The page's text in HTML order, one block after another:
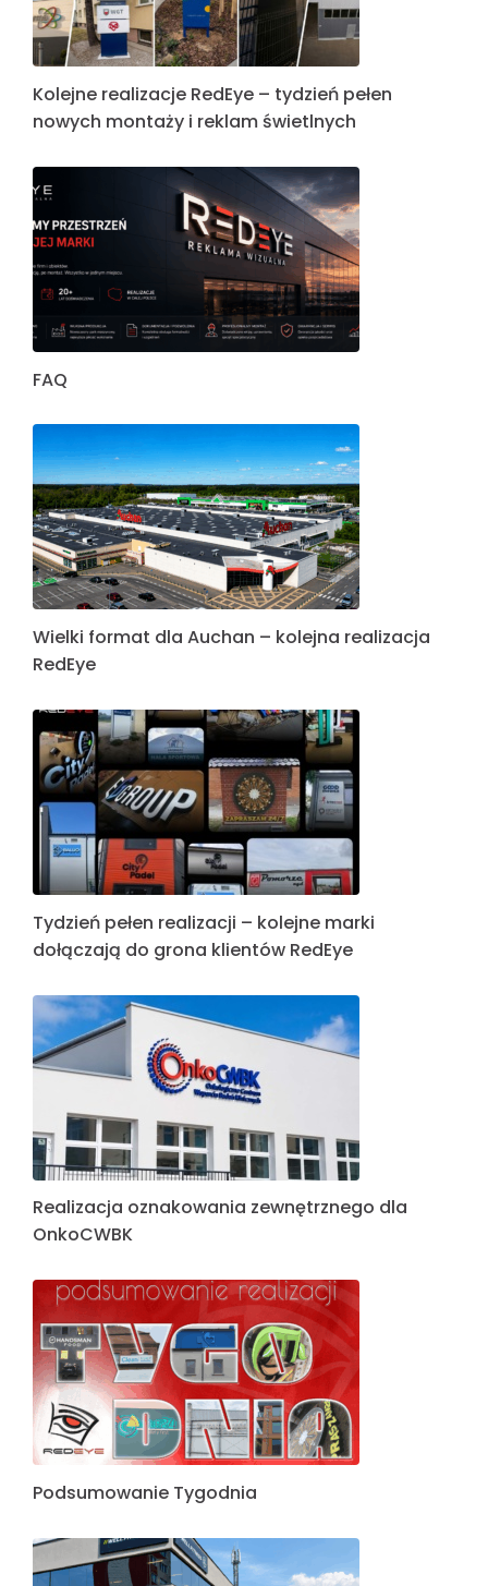
Kolejne realizacje RedEye – tydzień pełen
nowych montaży i reklam świetlnych
FAQ
Wielki format dla Auchan – kolejna realizacja
RedEye
Tydzień pełen realizacji – kolejne marki
dołączają do grona klientów RedEye
Realizacja oznakowania zewnętrznego dla
OnkoCWBK
Podsumowanie Tygodnia